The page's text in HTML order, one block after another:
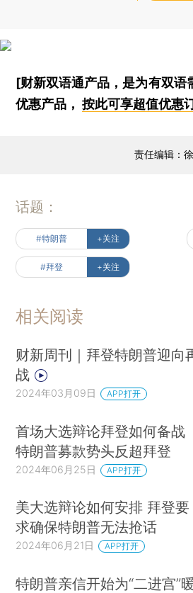
[财新双语通产品，是为有双语
优惠产品，按此可享超值优惠
责任编辑：
话题：
#特朗普 +关注
#拜登 +关注
相关阅读
财新周刊｜拜登特朗普迎向
战
2024年03月09日 APP打开
首场大选辩论拜登如何备战
特朗普募款势头反超拜登
2024年06月25日 APP打开
美大选辩论如何安排 拜登要
求确保特朗普无法抢话
2024年06月21日 APP打开
特朗普亲信开始为“二进宫”